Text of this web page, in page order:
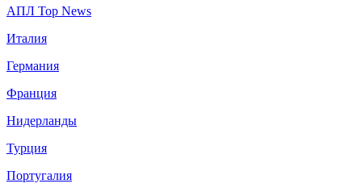
АПЛ Top News
Италия
Германия
Франция
Нидерланды
Турция
Португалия